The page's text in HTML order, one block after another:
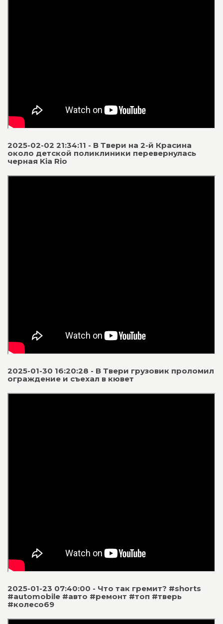
2025-02-02 21:34:11 - В Твери на 2-й Красина
около детской поликлиники перевернулась
черная Kia Rio
2025-01-30 16:20:28 - В Твери грузовик проломил
ограждение и съехал в кювет
2025-01-23 07:40:00 - Что так гремит? #shorts
#automobile #авто #ремонт #топ #тверь
#колесо69